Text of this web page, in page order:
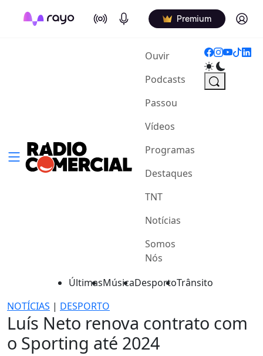
On Air Podcasts Premium Log in
Ouvir(current)
Podcasts
Passou
Vídeos
Programas
Destaques
TNT
Notícias
Somos
Nós
ÚltimasMúsicaDesportoTrânsito
NOTÍCIAS | DESPORTO
Luís Neto renova contrato com
o Sporting até 2024